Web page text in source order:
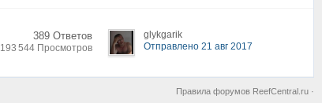
389 Ответов
193 544 Просмотров
glykgarik
Отправлено 21 авг 2017
Правила форумов ReefCentral.ru ·